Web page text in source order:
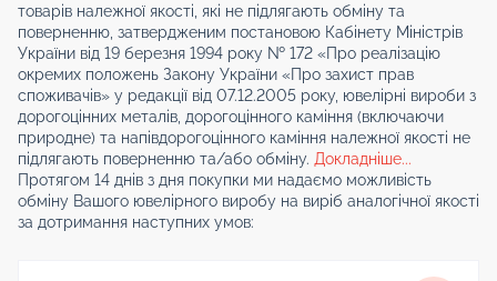
товарів належної якості, які не підлягають обміну та
поверненню, затвердженим постановою Кабінету Міністрів
України від 19 березня 1994 року № 172 «Про реалізацію
окремих положень Закону України «Про захист прав
споживачів» у редакції від 07.12.2005 року, ювелірні вироби з
дорогоцінних металів, дорогоцінного каміння (включаючи
природне) та напівдорогоцінного каміння належної якості не
підлягають поверненню та/або обміну. Докладніше...
Протягом 14 днів з дня покупки ми надаємо можливість
обміну Вашого ювелірного виробу на виріб аналогічної якості
за дотримання наступних умов: